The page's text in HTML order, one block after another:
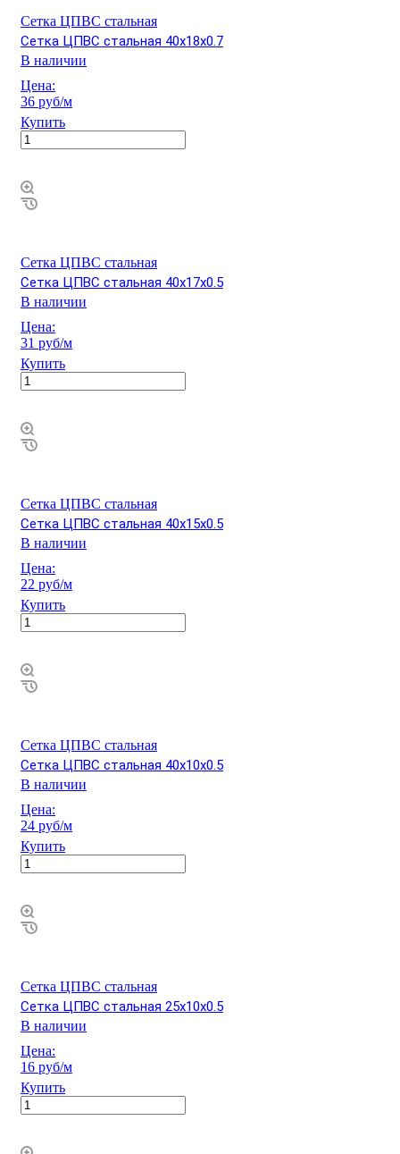
Сетка ЦПВС стальная
Сетка ЦПВС стальная 40х18х0.7
В наличии
Цена:
36 руб/м
Купить
Сетка ЦПВС стальная
Сетка ЦПВС стальная 40х17х0.5
В наличии
Цена:
31 руб/м
Купить
Сетка ЦПВС стальная
Сетка ЦПВС стальная 40х15х0.5
В наличии
Цена:
22 руб/м
Купить
Сетка ЦПВС стальная
Сетка ЦПВС стальная 40х10х0.5
В наличии
Цена:
24 руб/м
Купить
Сетка ЦПВС стальная
Сетка ЦПВС стальная 25х10х0.5
В наличии
Цена:
16 руб/м
Купить